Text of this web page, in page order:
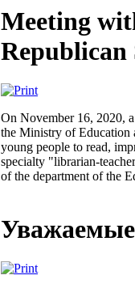
Meeting
On November 16, 2020,
the Ministry of Education
young people to read,
specialty "librarian-
of the department of the
Уважаемые